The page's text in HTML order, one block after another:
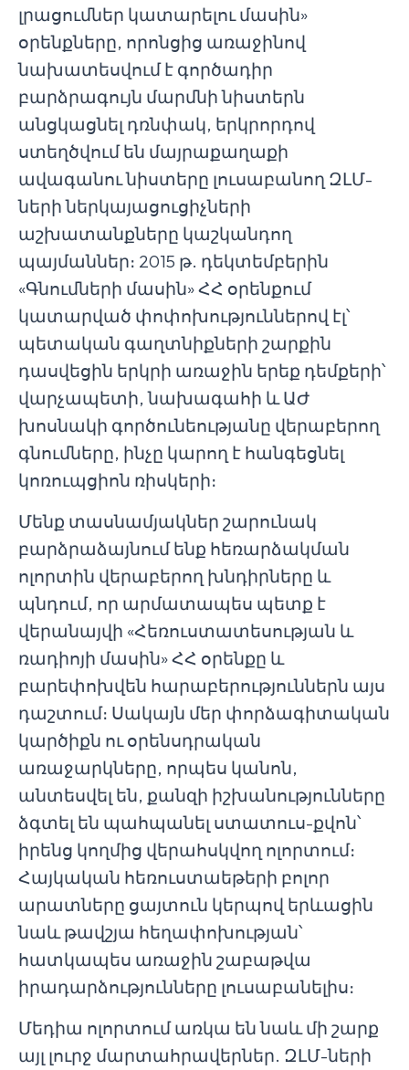
լրացումներ կատարելու մասին»
օրենքները, որոնցից առաջինով
նախատեսվում է գործադիր
բարձրագույն մարմնի նիստերն
անցկացնել դռնփակ, երկրորդով
ստեղծվում են մայրաքաղաքի
ավագանու նիստերը լուսաբանող ԶԼՄ-
ների ներկայացուցիչների
աշխատանքները կաշկանդող
պայմաններ։ 2015 թ. դեկտեմբերին
«Գնումների մասին» ՀՀ օրենքում
կատարված փոփոխություններով էլ՝
պետական գաղտնիքների շարքին
դասվեցին երկրի առաջին երեք դեմքերի՝
վարչապետի, նախագահի և ԱԺ
խոսնակի գործունեությանը վերաբերող
գնումները, ինչը կարող է հանգեցնել
կոռուպցիոն ռիսկերի։
Մենք տասնամյակներ շարունակ
բարձրաձայնում ենք հեռարձակման
ոլորտին վերաբերող խնդիրները և
պնդում, որ արմատապես պետք է
վերանայվի «Հեռուստատեսության և
ռադիոյի մասին» ՀՀ օրենքը և
բարեփոխվեն հարաբերություններն այս
դաշտում։ Սակայն մեր փորձագիտական
կարծիքն ու օրենսդրական
առաջարկները, որպես կանոն,
անտեսվել են, քանզի իշխանությունները
ձգտել են պահպանել ստատուս-քվոն՝
իրենց կողմից վերահսկվող ոլորտում։
Հայկական հեռուստաեթերի բոլոր
արատները ցայտուն կերպով երևացին
նաև թավշյա հեղափոխության՝
հատկապես առաջին շաբաթվա
իրադարձությունները լուսաբանելիս։
Մեդիա ոլորտում առկա են նաև մի շարք
այլ լուրջ մարտահրավերներ. ԶԼՄ-ների